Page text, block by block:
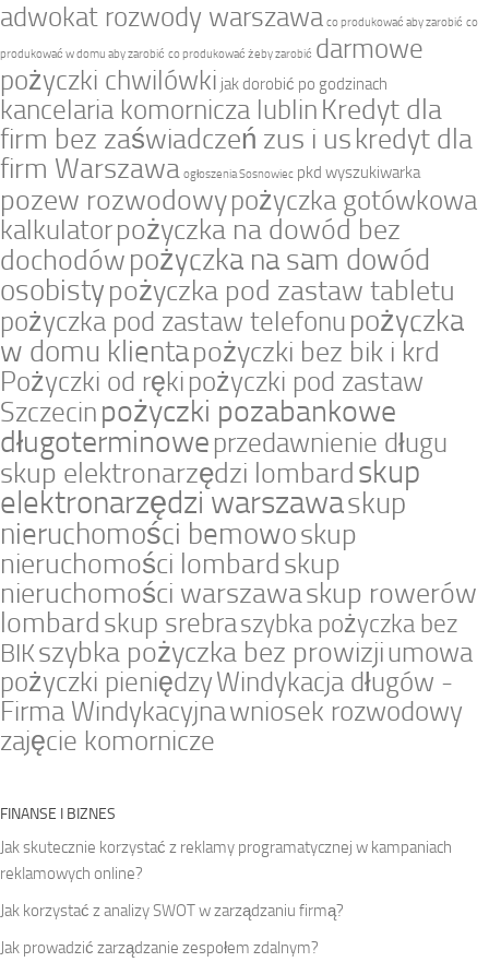
adwokat rozwody warszawa co produkować aby zarobić co
produkować w domu aby zarobić co produkować żeby zarobić darmowe
pożyczki chwilówki jak dorobić po godzinach
kancelaria komornicza lublin Kredyt dla
firm bez zaświadczeń zus i uskredyt dla
firm Warszawa ogłoszenia Sosnowiec pkd wyszukiwarka
pozew rozwodowypożyczka gotówkowa
kalkulatorpożyczka na dowód bez
dochodówpożyczka na sam dowód
osobistypożyczka pod zastaw tabletu
pożyczka pod zastaw telefonu pożyczka
w domu klientapożyczki bez bik i krd
Pożyczki od ręki pożyczki pod zastaw
Szczecin pożyczki pozabankowe
długoterminowe przedawnienie długu
skup elektronarzędzi lombardskup
elektronarzędzi warszawaskup
nieruchomości bemowoskup
nieruchomości lombardskup
nieruchomości warszawaskup rowerów
lombard skup srebraszybka pożyczka bez
BIKszybka pożyczka bez prowizjiumowa
pożyczki pieniędzyWindykacja długów -
Firma Windykacyjnawniosek rozwodowy
zajęcie komornicze
FINANSE I BIZNES
Jak skutecznie korzystać z reklamy programatycznej w kampaniach
reklamowych online?
Jak korzystać z analizy SWOT w zarządzaniu firmą?
Jak prowadzić zarządzanie zespołem zdalnym?